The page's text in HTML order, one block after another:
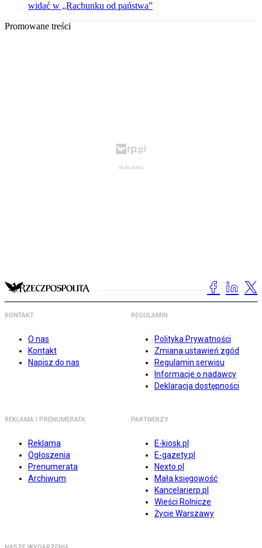
widać w „Rachunku od państwa”
Promowane treści
KONTAKT
O nas
Kontakt
Napisz do nas
REGULAMIN
Polityka Prywatności
Zmiana ustawień zgód
Regulamin serwisu
Informacje o nadawcy
Deklaracja dostępności
REKLAMA I PRENUMERATA
Reklama
Ogłoszenia
Prenumerata
Archiwum
PARTNERZY
E-kiosk.pl
E-gazety.pl
Nexto.pl
Mała księgowość
Kancelarierp.pl
Wieści Rolnicze
Życie Warszawy